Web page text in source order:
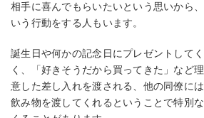
相手に喜んでもらいたいという思いから
いう行動をする人もいます。
誕生日や何かの記念日にプレゼントして
く、「好きそうだから買ってきた」など
意した差し入れを渡される、他の同僚に
飲み物を渡してくれるということで特別